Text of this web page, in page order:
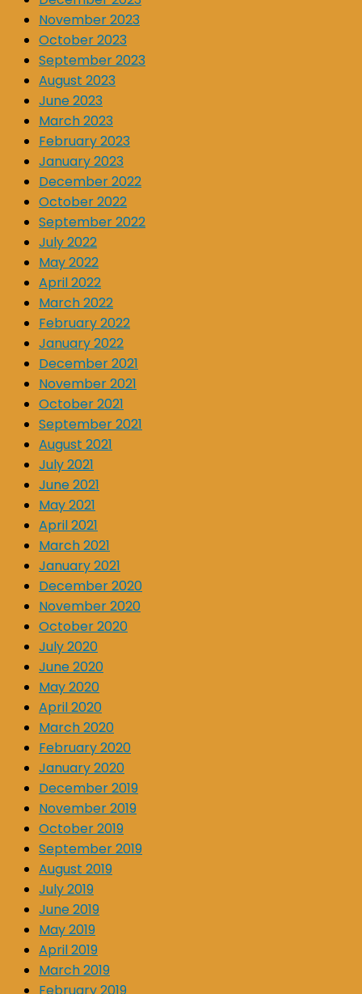
November 2023
October 2023
September 2023
August 2023
June 2023
March 2023
February 2023
January 2023
December 2022
October 2022
September 2022
July 2022
May 2022
April 2022
March 2022
February 2022
January 2022
December 2021
November 2021
October 2021
September 2021
August 2021
July 2021
June 2021
May 2021
April 2021
March 2021
January 2021
December 2020
November 2020
October 2020
July 2020
June 2020
May 2020
April 2020
March 2020
February 2020
January 2020
December 2019
November 2019
October 2019
September 2019
August 2019
July 2019
June 2019
May 2019
April 2019
March 2019